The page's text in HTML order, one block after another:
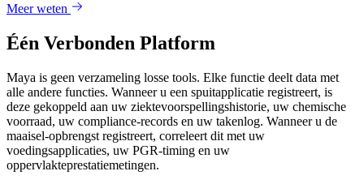
Meer weten
Één Verbonden Platform
Maya is geen verzameling losse tools. Elke functie deelt data met
alle andere functies. Wanneer u een spuitapplicatie registreert, is
deze gekoppeld aan uw ziektevoorspellingshistorie, uw chemische
voorraad, uw compliance-records en uw takenlog. Wanneer u de
maaisel-opbrengst registreert, correleert dit met uw
voedingsapplicaties, uw PGR-timing en uw
oppervlakteprestatiemetingen.